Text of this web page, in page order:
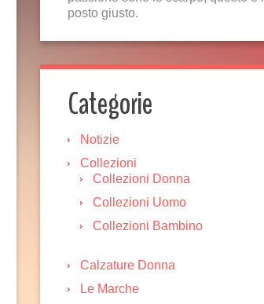
posto giusto.
Categorie
Notizie
Collezioni
Collezioni Donna
Collezioni Uomo
Collezioni Bambino
Calzature Donna
Le Marche